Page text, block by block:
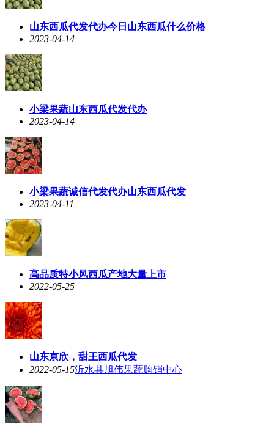
山东西瓜代发代办今日山东西瓜什么价格
2023-04-14
小梁果蔬山东西瓜代发代办
2023-04-14
小梁果蔬诚信代发代办山东西瓜代发
2023-04-11
高品质特小风西瓜产地大量上市
2022-05-25
山东京欣，甜王西瓜代发
2022-05-15沂水县旭伟果蔬购销中心